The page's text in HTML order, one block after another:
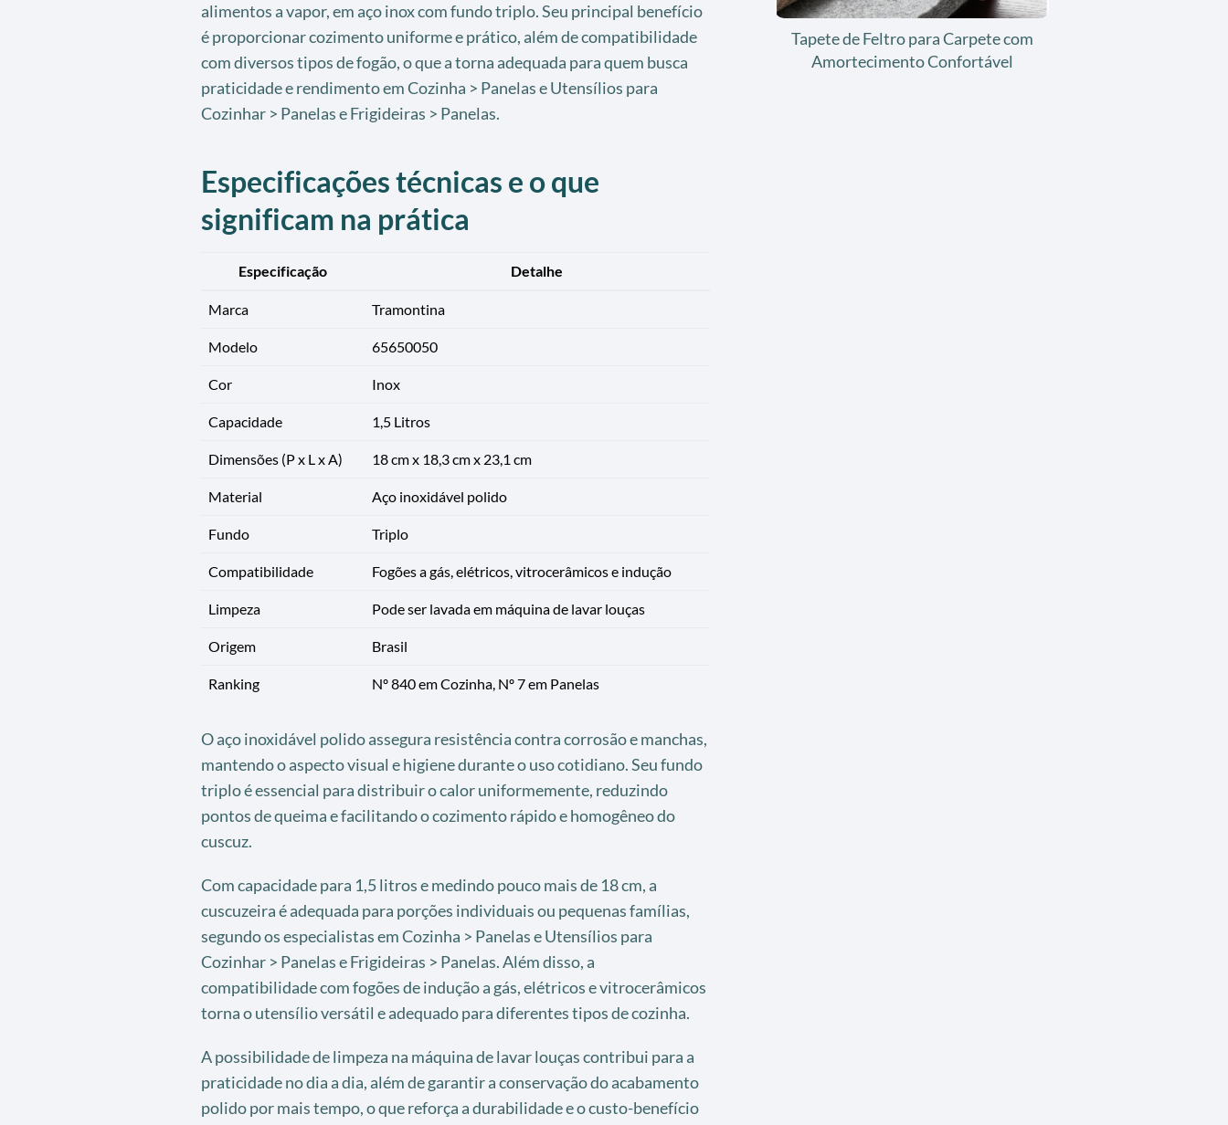
alimentos a vapor, em aço inox com fundo triplo. Seu principal benefício
é proporcionar cozimento uniforme e prático, além de compatibilidade
com diversos tipos de fogão, o que a torna adequada para quem busca
praticidade e rendimento em Cozinha > Panelas e Utensílios para
Cozinhar > Panelas e Frigideiras > Panelas.
Especificações técnicas e o que
significam na prática
Especificação Detalhe
Marca Tramontina
Modelo 65650050
Cor Inox
Capacidade 1,5 Litros
Dimensões (P x L x A) 18 cm x 18,3 cm x 23,1 cm
Material Aço inoxidável polido
Fundo Triplo
Compatibilidade Fogões a gás, elétricos, vitrocerâmicos e indução
Limpeza Pode ser lavada em máquina de lavar louças
Origem Brasil
Ranking Nº 840 em Cozinha, Nº 7 em Panelas
O aço inoxidável polido assegura resistência contra corrosão e manchas,
mantendo o aspecto visual e higiene durante o uso cotidiano. Seu fundo
triplo é essencial para distribuir o calor uniformemente, reduzindo
pontos de queima e facilitando o cozimento rápido e homogêneo do
cuscuz.
Com capacidade para 1,5 litros e medindo pouco mais de 18 cm, a
cuscuzeira é adequada para porções individuais ou pequenas famílias,
segundo os especialistas em Cozinha > Panelas e Utensílios para
Cozinhar > Panelas e Frigideiras > Panelas. Além disso, a
compatibilidade com fogões de indução a gás, elétricos e vitrocerâmicos
torna o utensílio versátil e adequado para diferentes tipos de cozinha.
A possibilidade de limpeza na máquina de lavar louças contribui para a
praticidade no dia a dia, além de garantir a conservação do acabamento
polido por mais tempo, o que reforça a durabilidade e o custo-benefício
Tapete de Feltro para Carpete com
Amortecimento Confortável